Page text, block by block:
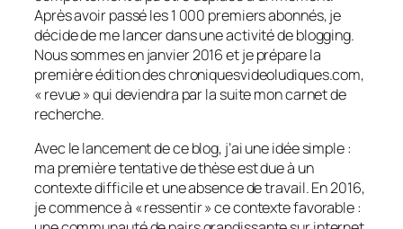
Après avoir passé les 1 000 premiers abonnés, je
décide de me lancer dans une activité de blogging.
Nous sommes en janvier 2016 et je prépare la
première édition des chroniquesvideoludiques.com,
« revue » qui deviendra par la suite mon carnet de
recherche.
Avec le lancement de ce blog, j’ai une idée simple :
ma première tentative de thèse est due à un
contexte difficile et une absence de travail. En 2016,
je commence à « ressentir » ce contexte favorable :